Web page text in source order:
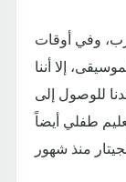
وفي أوقات
إلا أننا
للوصول إلى
طفلي أيضاً